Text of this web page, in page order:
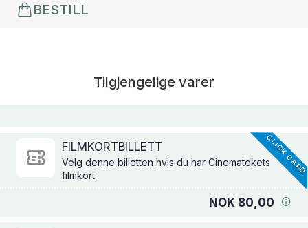
BESTILL
Tilgjengelige varer
FILMKORTBILLETT
Velg denne billetten hvis du har Cinematekets
filmkort.
NOK 80,00
CLICK CARD